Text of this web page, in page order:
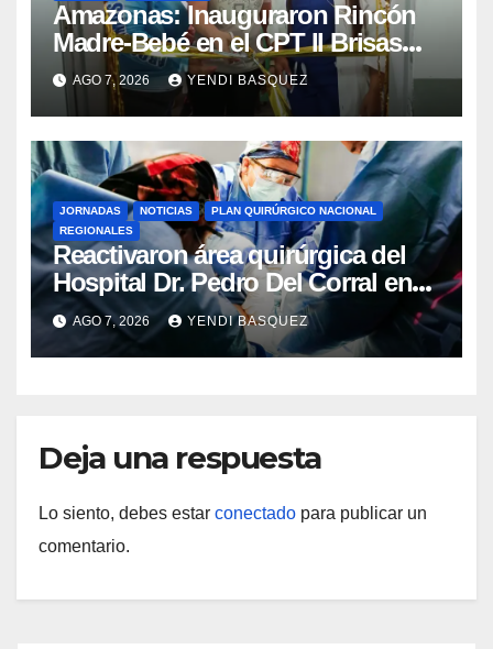
​Amazonas: Inauguraron Rincón
Madre-Bebé en el CPT II Brisas
del Aeropuerto ​Inauguraron
Rincón
AGO 7, 2026 YENDI BASQUEZ
JORNADAS NOTICIAS
PLAN QUIRÚRGICO NACIONAL
REGIONALES
Reactivaron área quirúrgica del
Hospital Dr. Pedro Del Corral en
Guárico
AGO 7, 2026 YENDI BASQUEZ
Deja una respuesta
Lo siento, debes estar conectado para publicar un
comentario.